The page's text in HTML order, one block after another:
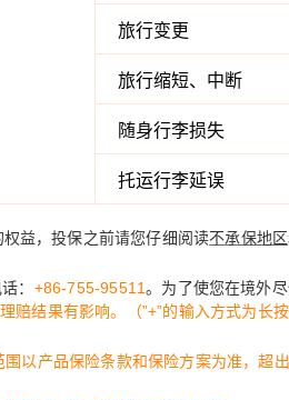
旅行变更
旅行缩短、中断
随身行李损失
托运行李延误
益，投保之前请您仔细阅读不承保地区
： +86-755-95511。为了使您在境外
赔结果有影响。（”+”的输入方式为长
以产品保险条款和保险方案为准，超